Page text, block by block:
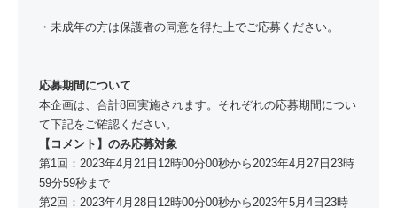
・未成年の方は保護者の同意を得た上でご応募ください。
応募期間について
本企画は、合計8回実施されます。それぞれの応募期間につい
て下記をご確認ください。
【コメント】のみ応募対象
第1回：2023年4月21日12時00分00秒から2023年4月27日23時
59分59秒まで
第2回：2023年4月28日12時00分00秒から2023年5月4日23時